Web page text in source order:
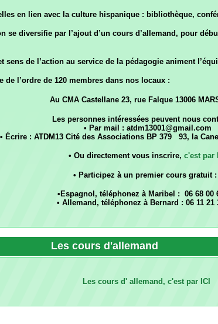
l’action au service de la pédagogie animent l’équipe du
de 120 membres dans nos locaux :
Les personnes intéressées peuvent nous contacter :
ATDM13 Cité des Associations BP 379 93, la Canebière 13001
• Ou directement vous inscrire,c'est par ICI
• Participez à un premier cours gratuit :
Espagnol, téléphonez à Maribel : 06 68 00 60 69
• Allemand, téléphonez à Bernard : 06 11 21 39 27